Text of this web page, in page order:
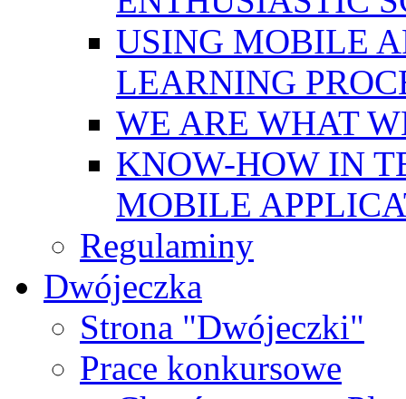
USING MOBILE
LEARNING
WE ARE WHAT
KNOW-HOW IN
MOBILE
Regulaminy
Dwójeczka
Strona "Dwójeczki"
Prace konkursowe